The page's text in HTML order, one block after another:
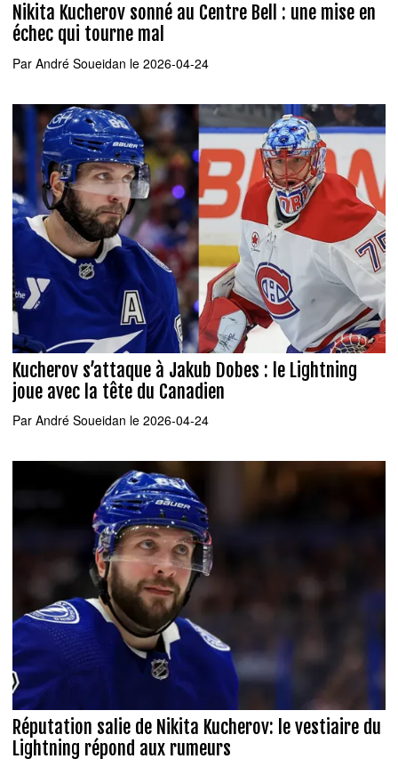
Nikita Kucherov sonné au Centre Bell : une mise en
échec qui tourne mal
Par André Soueidan le 2026-04-24
Kucherov s’attaque à Jakub Dobes : le Lightning
joue avec la tête du Canadien
Par André Soueidan le 2026-04-24
Réputation salie de Nikita Kucherov: le vestiaire du
Lightning répond aux rumeurs